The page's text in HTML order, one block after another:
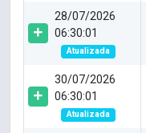
28/07/2026
06:30:01
Atualizada
30/07/2026
06:30:01
Atualizada